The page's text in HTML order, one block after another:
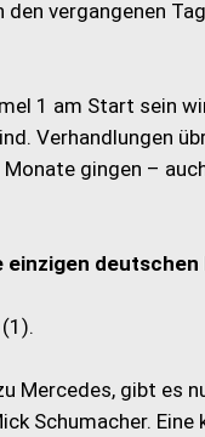
den vergangenen
1 am Start sein
Verhandlungen
gingen –
Mercedes, gibt es
Schumacher. Eine